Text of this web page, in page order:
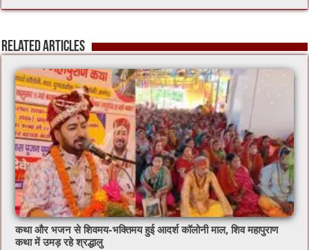
e
b
o
o
k
tt
er
ai
l
at
sA
p
p
Related Articles
कथा और भजन से शिवमय-भक्तिमय हुई आदर्श कॉलोनी माल, शिव महापुराण
कथा में उमड़ रहे श्रद्धालु